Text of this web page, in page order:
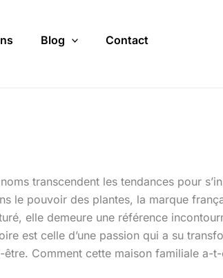
Blog Contact
transcendent les tendances pour
le pouvoir des plantes, la marque
elle demeure une référence
est celle d’une passion qui a su
Comment cette maison familiale a-